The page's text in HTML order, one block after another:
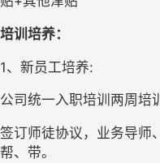
培训培养：
1、新员工培养:
公司统一入职培训两周培
签订师徒协议，业务导师
帮、带。